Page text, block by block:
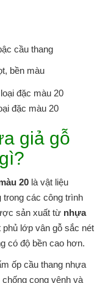
cầu thang
bền màu
đặc màu 20
giả gỗ
20 là vật liệu
trong các công trình
sản xuất từ nhựa
phủ lớp vân gỗ sắc nét
có độ bền cao hơn.
ốp cầu thang nhựa
cong vênh và